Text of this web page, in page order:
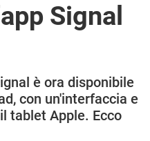
Signal
è ora disponibile
con un'interfaccia e
tablet Apple. Ecco